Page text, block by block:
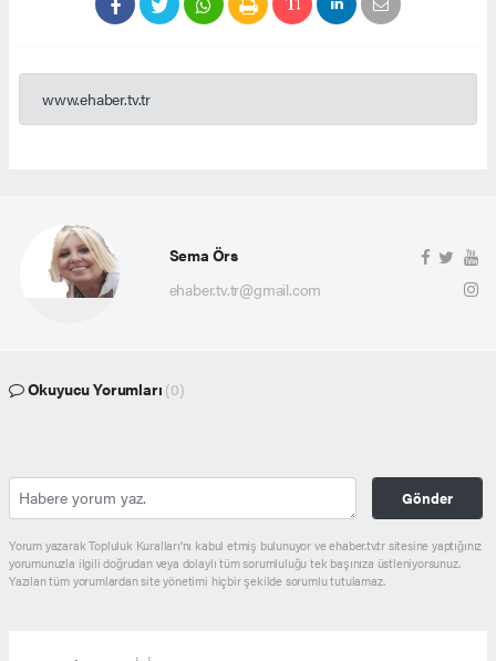
www.ehaber.tv.tr
Sema Örs
ehaber.tv.tr@gmail.com
Okuyucu Yorumları (0)
Gönder
Yorum yazarak Topluluk Kuralları’nı kabul etmiş bulunuyor ve ehaber.tv.tr sitesine yaptığınız
yorumunuzla ilgili doğrudan veya dolaylı tüm sorumluluğu tek başınıza üstleniyorsunuz.
Yazılan tüm yorumlardan site yönetimi hiçbir şekilde sorumlu tutulamaz.